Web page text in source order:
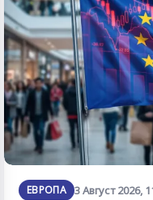
ЕВРОПА 3 Август 2026,